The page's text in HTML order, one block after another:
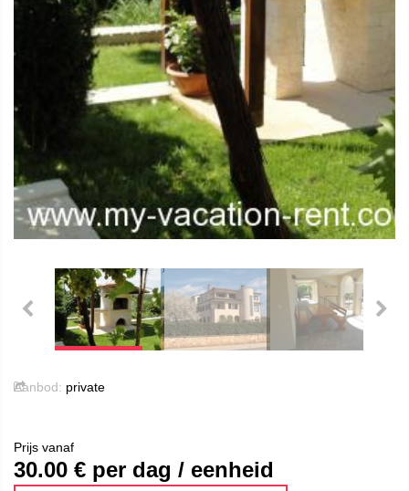
Aanbod: private
Prijs vanaf
30.00 € per dag / eenheid